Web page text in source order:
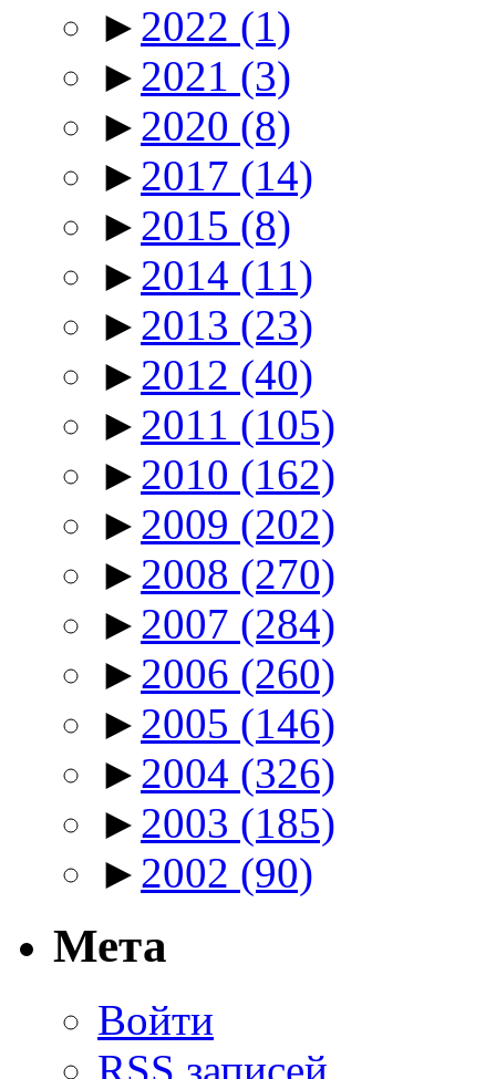
► 2022 (1)
► 2021 (3)
► 2020 (8)
► 2017 (14)
► 2015 (8)
► 2014 (11)
► 2013 (23)
► 2012 (40)
► 2011 (105)
► 2010 (162)
► 2009 (202)
► 2008 (270)
► 2007 (284)
► 2006 (260)
► 2005 (146)
► 2004 (326)
► 2003 (185)
► 2002 (90)
Мета
Войти